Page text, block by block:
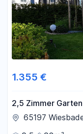
1.355 €
2,5 Zimmer
65197